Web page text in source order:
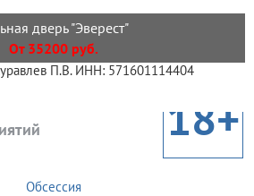
дверь "Эверест"
От 35200 руб.
П.В. ИНН: 571601114404
18+
Обсессия